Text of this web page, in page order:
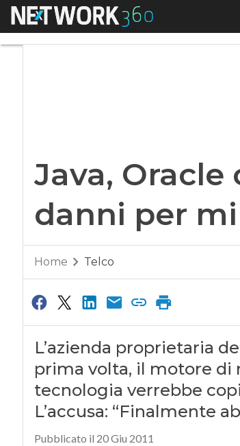
Menu
Java,
danni per
Home Telco
L’azienda proprietaria
prima volta, il motore di
tecnologia verrebbe
L’accusa: “Finalmente
Pubblicato il 20 Giu 2011